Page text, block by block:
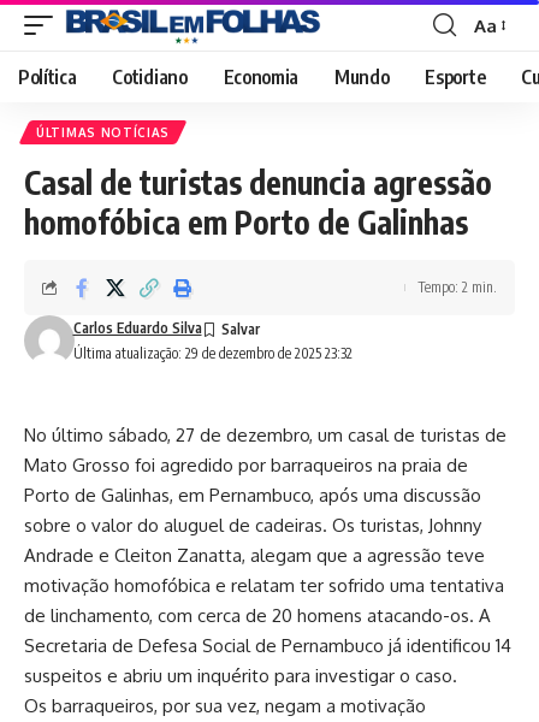
Font
Resizer
Aa
Política Cotidiano Economia Mundo Esporte
ÚLTIMAS NOTÍCIAS
Casal de turistas denuncia agressão
homofóbica em Porto de Galinhas
Última atualização: 29 de dezembro de 2025 23:32
Carlos Eduardo Silva
Tempo: 2 min.
No último sábado, 27 de dezembro, um casal de turistas de
Mato Grosso foi agredido por barraqueiros na praia de
Porto de Galinhas, em Pernambuco, após uma discussão
sobre o valor do aluguel de cadeiras. Os turistas, Johnny
Andrade e Cleiton Zanatta, alegam que a agressão teve
motivação homofóbica e relatam ter sofrido uma tentativa
de linchamento, com cerca de 20 homens atacando-os. A
Secretaria de Defesa Social de Pernambuco já identificou 14
suspeitos e abriu um inquérito para investigar o caso.
Os barraqueiros, por sua vez, negam a motivação